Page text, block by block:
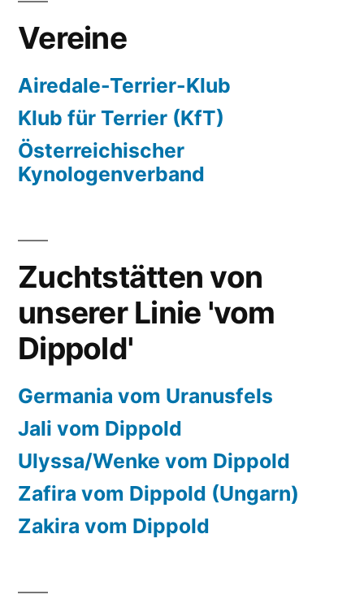
Vereine
Airedale-Terrier-Klub
Klub für Terrier (KfT)
Österreichischer
Kynologenverband
Zuchtstätten von
unserer Linie 'vom
Dippold'
Germania vom Uranusfels
Jali vom Dippold
Ulyssa/Wenke vom Dippold
Zafira vom Dippold (Ungarn)
Zakira vom Dippold